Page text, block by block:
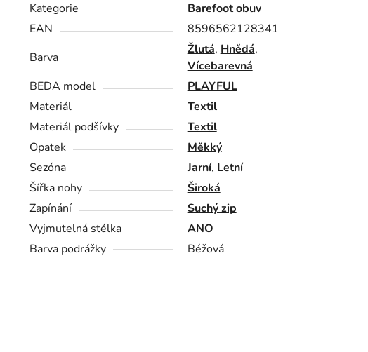
Kategorie
Barefoot obuv
EAN
8596562128341
Barva
Žlutá, Hnědá,
Vícebarevná
BEDA model
PLAYFUL
Materiál
Textil
Materiál podšívky
Textil
Opatek
Měkký
Sezóna
Jarní, Letní
Šířka nohy
Široká
Zapínání
Suchý zip
Vyjmutelná stélka
ANO
Barva podrážky
Béžová